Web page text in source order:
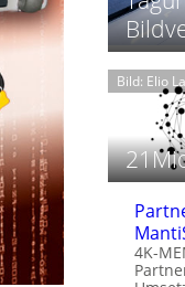
t
2
0
2
6
h
e
r
o
g
r
a
f
e
i
n
P
r
s
e
n
z
i
n
E
A
-
Bild: Elio
4K-